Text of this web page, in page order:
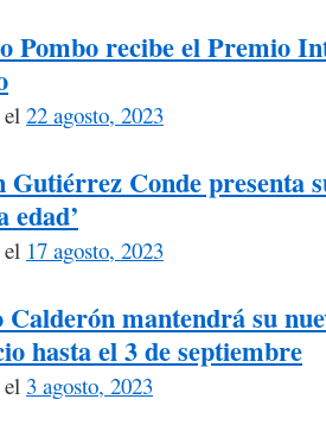
Pombo recibe el Premio
22 agosto, 2023
Gutiérrez Conde presenta
edad’
17 agosto, 2023
Calderón mantendrá su
hasta el 3 de septiembre
3 agosto, 2023